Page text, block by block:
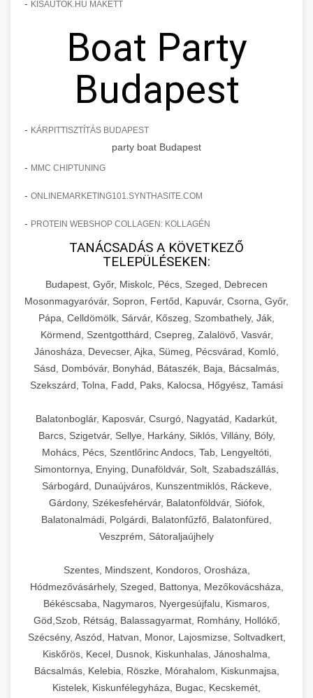
- KISAUTOK.HU MAKETT
Boat Party
Budapest
- KÁRPITTISZTÍTÁS BUDAPEST
party boat Budapest
- MMC CHIPTUNING
- ONLINEMARKETING101.SYNTHASITE.COM
- PROTEIN WEBSHOP COLLAGEN: KOLLAGÉN
TANÁCSADÁS A KÖVETKEZŐ
TELEPÜLÉSEKEN:
Budapest, Győr, Miskolc, Pécs, Szeged, Debrecen
Mosonmagyaróvár, Sopron, Fertőd, Kapuvár, Csorna, Győr,
Pápa, Celldömölk, Sárvár, Kőszeg, Szombathely, Ják,
Körmend, Szentgotthárd, Csepreg, Zalalövő, Vasvár,
Jánosháza, Devecser, Ajka, Sümeg, Pécsvárad, Komló,
Sásd, Dombóvár, Bonyhád, Bátaszék, Baja, Bácsalmás,
Szekszárd, Tolna, Fadd, Paks, Kalocsa, Hőgyész, Tamási
Balatonboglár, Kaposvár, Csurgó, Nagyatád, Kadarkút,
Barcs, Szigetvár, Sellye, Harkány, Siklós, Villány, Bóly,
Mohács, Pécs, Szentlőrinc Andocs, Tab, Lengyeltóti,
Simontornya, Enying, Dunaföldvár, Solt, Szabadszállás,
Sárbogárd, Dunaújváros, Kunszentmiklós, Ráckeve,
Gárdony, Székesfehérvár, Balatonföldvár, Siófok,
Balatonalmádi, Polgárdi, Balatonfűzfő, Balatonfüred,
Veszprém, Sátoraljaújhely
Szentes, Mindszent, Kondoros, Orosháza,
Hódmezővásárhely, Szeged, Battonya, Mezőkovácsháza,
Békéscsaba, Nagymaros, Nyergesújfalu, Kismaros,
Göd,Szob, Rétság, Balassagyarmat, Romhány, Hollókő,
Szécsény, Aszód, Hatvan, Monor, Lajosmizse, Soltvadkert,
Kiskőrös, Kecel, Dusnok, Kiskunhalas, Jánoshalma,
Bácsalmás, Kelebia, Röszke, Mórahalom, Kiskunmajsa,
Kistelek, Kiskunfélegyháza, Bugac, Kecskemét,